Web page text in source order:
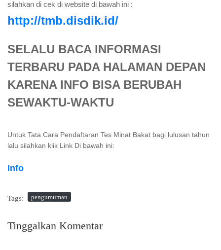
silahkan di cek di website di bawah ini :
http://tmb.disdik.id/
SELALU BACA INFORMASI
TERBARU PADA HALAMAN DEPAN
KARENA INFO BISA BERUBAH
SEWAKTU-WAKTU
Untuk Tata Cara Pendaftaran Tes Minat Bakat bagi lulusan tahun
lalu silahkan klik Link Di bawah ini:
Info
Tags: pengumuman
Tinggalkan Komentar